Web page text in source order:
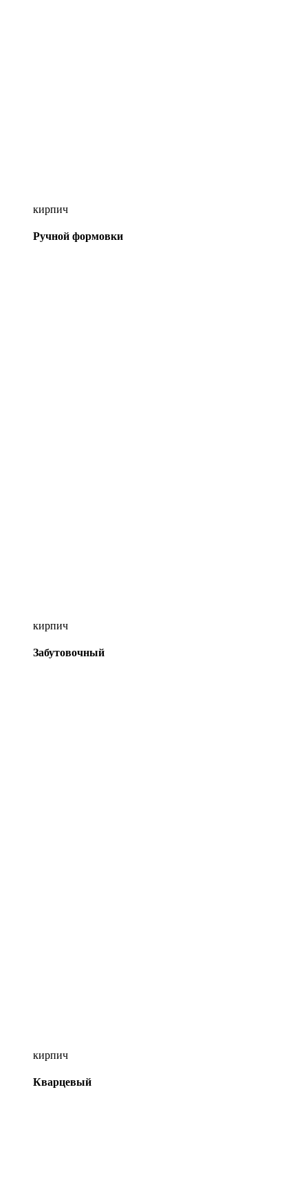
кирпич
Ручной формовки
кирпич
Забутовочный
кирпич
Кварцевый